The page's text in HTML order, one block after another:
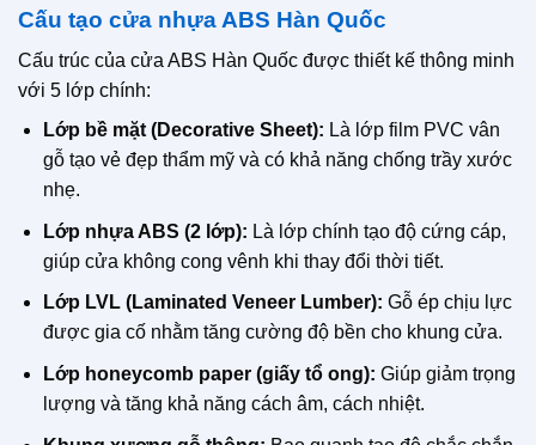
Cấu tạo cửa nhựa ABS Hàn Quốc
Cấu trúc của cửa ABS Hàn Quốc được thiết kế thông minh
với 5 lớp chính:
Lớp bề mặt (Decorative Sheet): Là lớp film PVC vân
gỗ tạo vẻ đẹp thẩm mỹ và có khả năng chống trầy xước
nhẹ.
Lớp nhựa ABS (2 lớp): Là lớp chính tạo độ cứng cáp,
giúp cửa không cong vênh khi thay đổi thời tiết.
Lớp LVL (Laminated Veneer Lumber): Gỗ ép chịu lực
được gia cố nhằm tăng cường độ bền cho khung cửa.
Lớp honeycomb paper (giấy tổ ong): Giúp giảm trọng
lượng và tăng khả năng cách âm, cách nhiệt.